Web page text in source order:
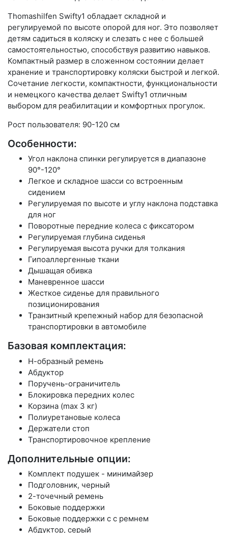
Thomashilfen Swifty1 обладает складной и
регулируемой по высоте опорой для ног. Это позволяет
детям садиться в коляску и слезать с нее с большей
самостоятельностью, способствуя развитию навыков.
Компактный размер в сложенном состоянии делает
хранение и транспортировку коляски быстрой и легкой.
Сочетание легкости, компактности, функциональности
и немецкого качества делает Swifty1 отличным
выбором для реабилитации и комфортных прогулок.
Рост пользователя: 90-120 см
Особенности:
Угол наклона спинки регулируется в диапазоне
90°-120°
Легкое и складное шасси со встроенным
сидением
Регулируемая по высоте и углу наклона подставка
для ног
Поворотные передние колеса с фиксатором
Регулируемая глубина сиденья
Регулируемая высота ручки для толкания
Гипоаллергенные ткани
Дышащая обивка
Маневренное шасси
Жесткое сиденье для правильного
позиционирования
Транзитный крепежный набор для безопасной
транспортировки в автомобиле
Базовая комплектация:
Н-образный ремень
Абдуктор
Поручень-ограничитель
Блокировка передних колес
Корзина (max 3 кг)
Полиуретановые колеса
Держатели стоп
Транспортировочное крепление
Дополнительные опции:
Комплект подушек - минимайзер
Подголовник, черный
2-точечный ремень
Боковые поддержки
Боковые поддержки с с ремнем
Абдуктор, серый